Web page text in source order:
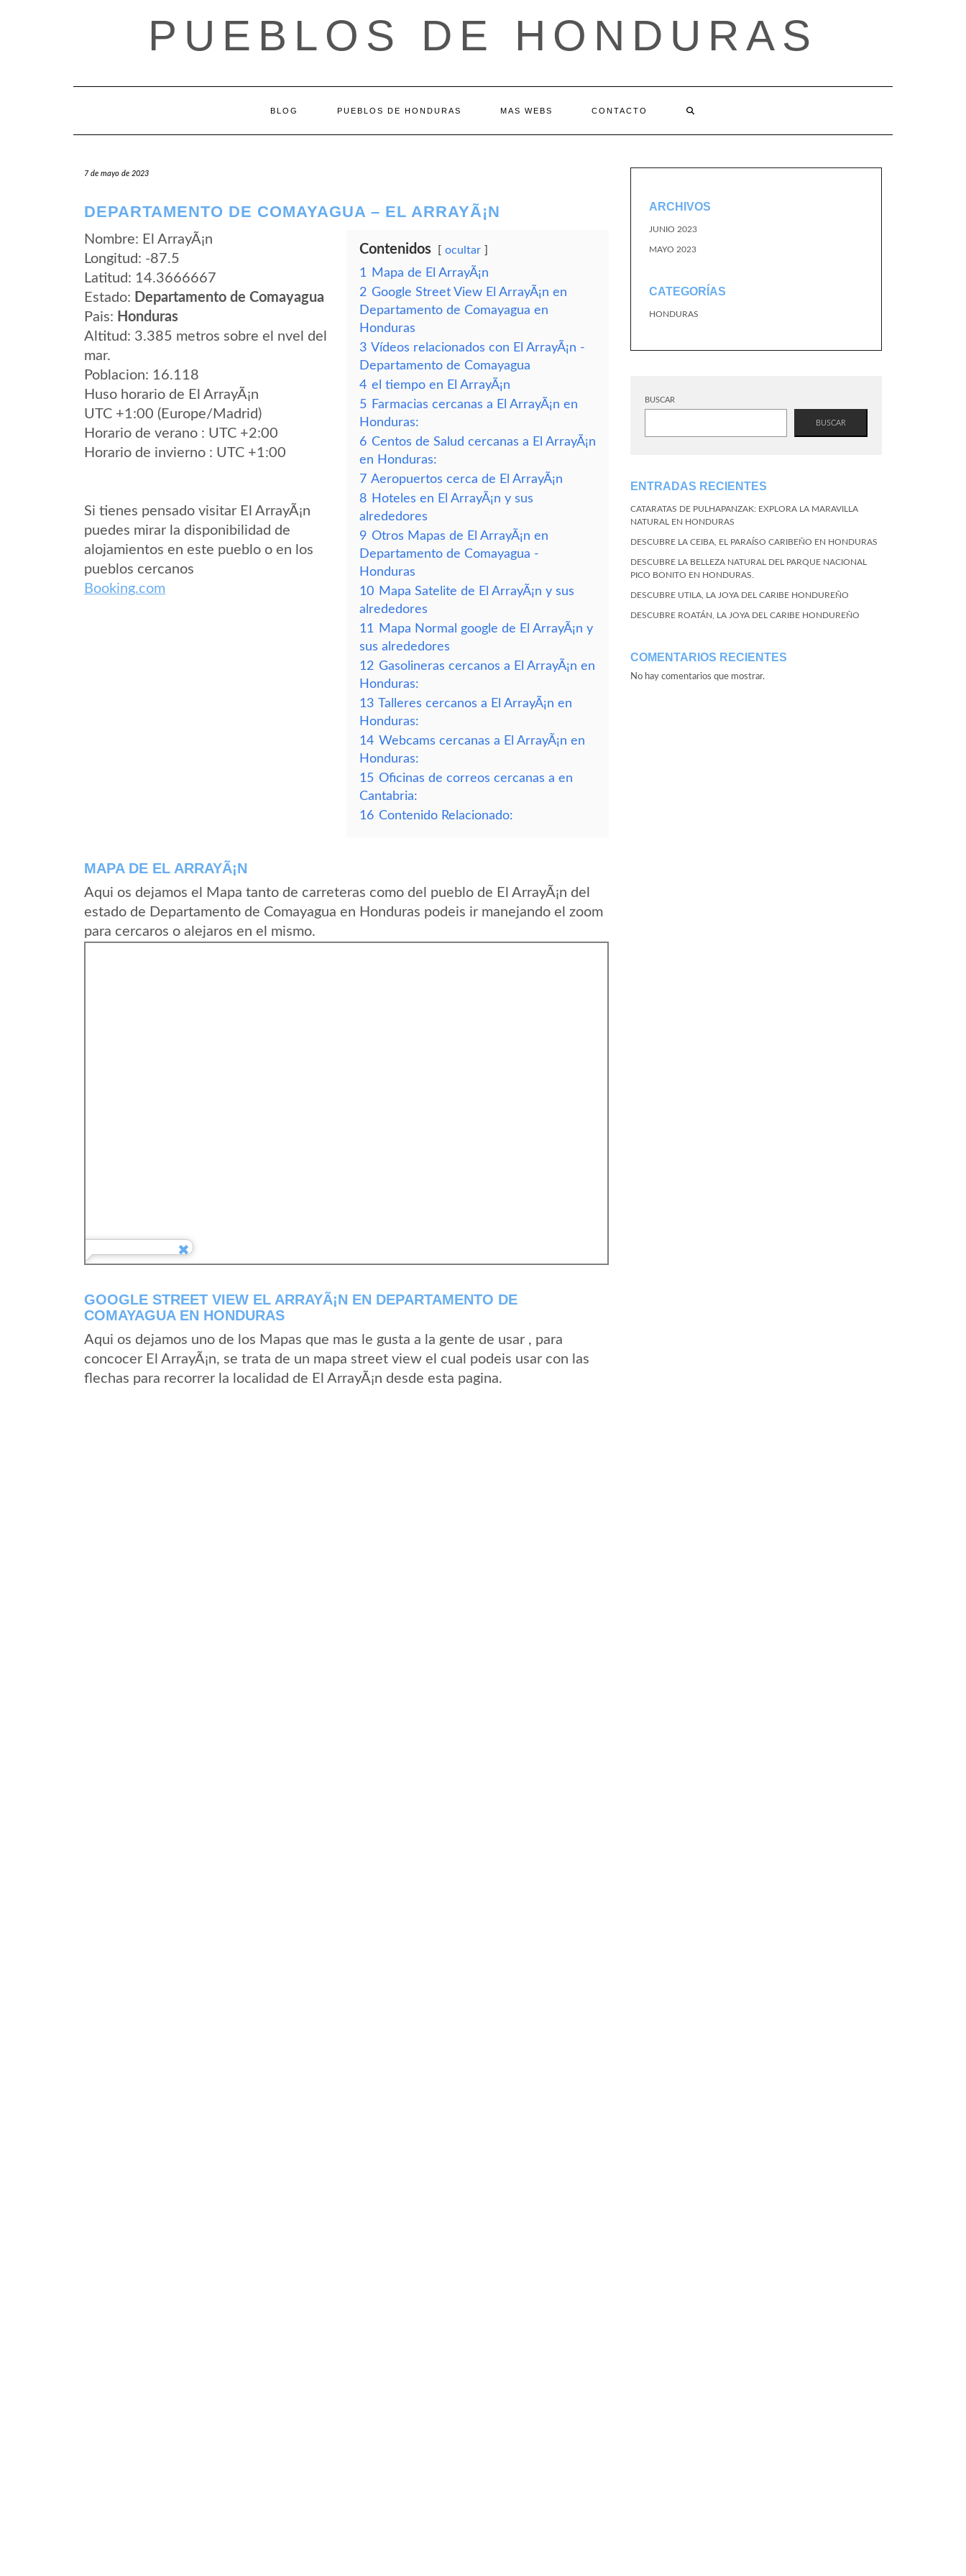
PUEBLOS DE HONDURAS
BLOG PUEBLOS DE HONDURAS MAS WEBS CONTACTO
7 de mayo de 2023
DEPARTAMENTO DE COMAYAGUA – EL ARRAYÃ¡N
Nombre: El ArrayÃ¡n
Longitud: -87.5
Latitud: 14.3666667
Estado: Departamento de Comayagua
Pais: Honduras
Altitud: 3.385 metros sobre el nvel del
mar.
Poblacion: 16.118
Huso horario de El ArrayÃ¡n
UTC +1:00 (Europe/Madrid)
Horario de verano : UTC +2:00
Horario de invierno : UTC +1:00
Si tienes pensado visitar El ArrayÃ¡n
puedes mirar la disponibilidad de
alojamientos en este pueblo o en los
pueblos cercanos
Booking.com
Contenidos ocultar
1
Mapa de El ArrayÃ¡n
2 Google Street View El ArrayÃ¡n en
Departamento de Comayagua en
Honduras
3 Vídeos relacionados con El ArrayÃ¡n -
Departamento de Comayagua
4 el tiempo en El ArrayÃ¡n
5 Farmacias cercanas a El ArrayÃ¡n en
Honduras:
6 Centos de Salud cercanas a El ArrayÃ¡n
en Honduras:
7 Aeropuertos cerca de El ArrayÃ¡n
8 Hoteles en El ArrayÃ¡n y sus
alrededores
9 Otros Mapas de El ArrayÃ¡n en
Departamento de Comayagua -
Honduras
10 Mapa Satelite de El ArrayÃ¡n y sus
alrededores
11
Mapa Normal google de El ArrayÃ¡n y
sus alrededores
12 Gasolineras cercanos a El ArrayÃ¡n en
Honduras:
13 Talleres cercanos a El ArrayÃ¡n en
Honduras:
14 Webcams cercanas a El ArrayÃ¡n en
Honduras:
15 Oficinas de correos cercanas a en
Cantabria:
16 Contenido Relacionado:
MAPA DE EL ARRAYÃ¡N
Aqui os dejamos el Mapa tanto de carreteras como del pueblo de El ArrayÃ¡n del
estado de Departamento de Comayagua en Honduras podeis ir manejando el zoom
para cercaros o alejaros en el mismo.
GOOGLE STREET VIEW EL ARRAYÃ¡N EN DEPARTAMENTO DE
COMAYAGUA EN HONDURAS
Aqui os dejamos uno de los Mapas que mas le gusta a la gente de usar , para
concocer El ArrayÃ¡n, se trata de un mapa street view el cual podeis usar con las
flechas para recorrer la localidad de El ArrayÃ¡n desde esta pagina.
ARCHIVOS
JUNIO 2023
MAYO 2023
CATEGORÍAS
HONDURAS
BUSCAR
BUSCAR
ENTRADAS RECIENTES
CATARATAS DE PULHAPANZAK: EXPLORA LA MARAVILLA
NATURAL EN HONDURAS
DESCUBRE LA CEIBA, EL PARAÍSO CARIBEÑO EN HONDURAS
DESCUBRE LA BELLEZA NATURAL DEL PARQUE NACIONAL
PICO BONITO EN HONDURAS.
DESCUBRE UTILA, LA JOYA DEL CARIBE HONDUREÑO
DESCUBRE ROATÁN, LA JOYA DEL CARIBE HONDUREÑO
COMENTARIOS RECIENTES
No hay comentarios que mostrar.